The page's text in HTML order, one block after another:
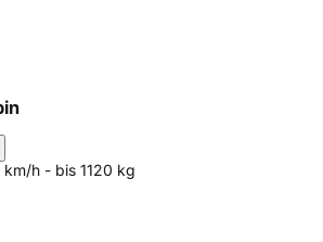
h - bis 1120 kg